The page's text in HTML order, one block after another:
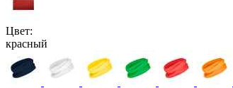
Цвет:
красный